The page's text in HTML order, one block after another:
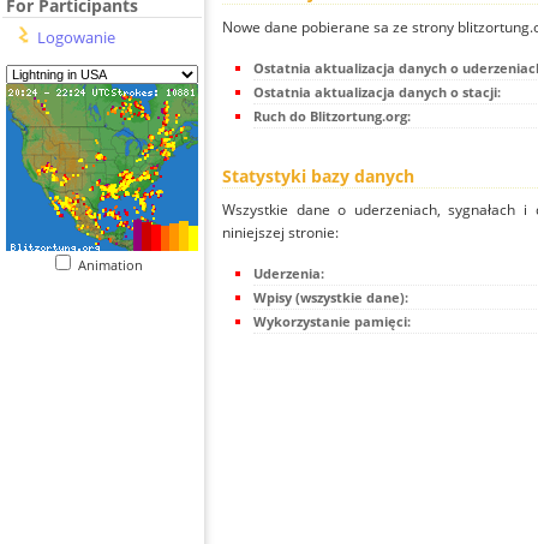
For Participants
Logowanie
Animation
Nowe dane pobierane sa ze strony
Ostatnia aktualizacja danych o
Ostatnia aktualizacja danych o stacji:
Ruch do Blitzortung.org:
Statystyki bazy danych
Wszystkie dane o uderzeniach, sygnałach
niniejszej stronie:
Uderzenia:
Wpisy (wszystkie dane):
Wykorzystanie pamięci: